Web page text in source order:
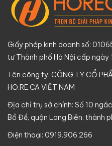
Giấy phép kinh doanh số:
tư Thành phố Hà Nội cấp
Tên công ty: CÔNG TY CỔ
HO.RE.CA VIỆT NAM
Địa chỉ trụ sở chính: Số 10
Bồ Đề, quận Long Biên, thành
Điện thoại: 0919.906.266